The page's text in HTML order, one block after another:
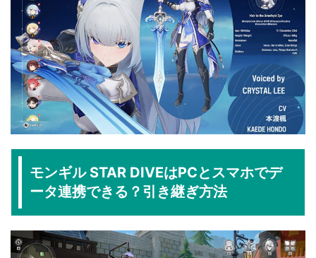
モンギル STAR DIVEはPCとスマホでデ
ータ連携できる？引き継ぎ方法